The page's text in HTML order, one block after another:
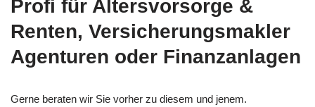
Profi für Altersvorsorge &
Renten, Versicherungsmakler
Agenturen oder Finanzanlagen
Gerne beraten wir Sie vorher zu diesem und jenem.